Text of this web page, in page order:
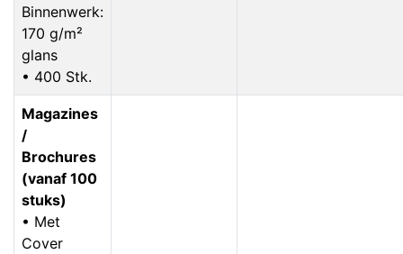
Binnenwerk:
170 g/m²
glans
• 400 Stk.
Magazines
/
Brochures
(vanaf 100
stuks)
• Met
Cover